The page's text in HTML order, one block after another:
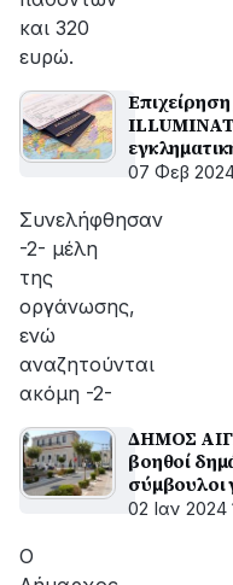
και 320
ευρώ.
εγγράφων
07 Φεβ
Συνελήφθησαν
-2- μέλη
της
οργάνωσης,
ενώ
αναζητούνται
ακόμη -2-
ΔΗΜΟΣ
βοηθοί
σύμβουλοι
02 Ιαν 2024
Ο